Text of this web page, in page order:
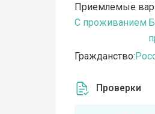
Приемлемые
C проживанием
Гражданство:
Проверки